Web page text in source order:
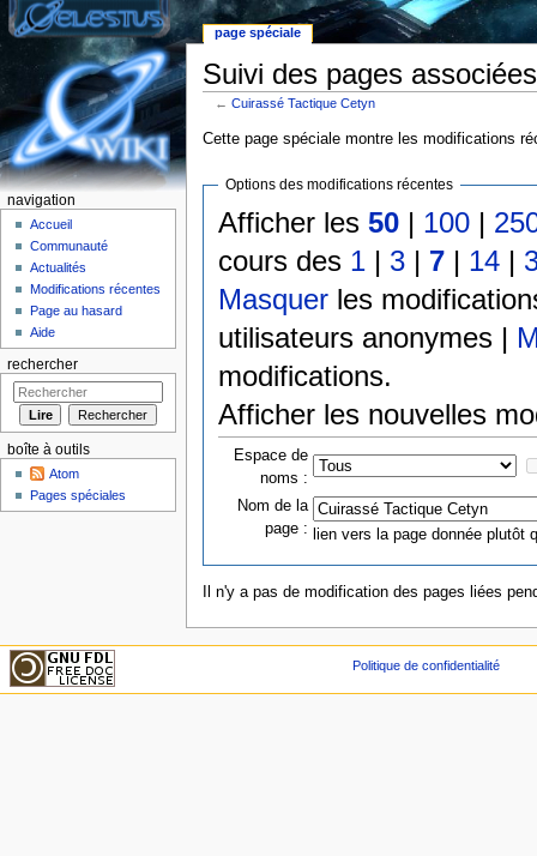
Suivi des pages
←Cuirassé Tactique Cetyn
Cette page spéciale montre les modifications
Options des modifications récentes
Afficher les50 | 100 |
cours des 1 | 3 | 7 | 14 |
Masquer les
utilisateurs anonymes |
modifications.
Afficher les nouvelles
Espace de
noms :
Nom de la
page : lien vers la page donnée plutôt
Il n'y a pas de modification des pages liées
page spéciale
navigation
Accueil
Communauté
Actualités
Modifications récentes
Page au hasard
Aide
rechercher
boîte à outils
Atom
Pages spéciales
Politique de confidentialité